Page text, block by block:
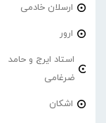
ارسلان خادمی
ارور
استاد ایرج و حامد
ضرغامی
اشکان